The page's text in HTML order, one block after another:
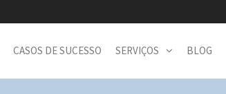
CASOS DE SUCESSO SERVIÇOS BLOG